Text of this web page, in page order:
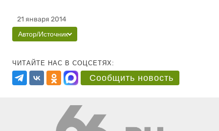
21 января 2014
Автор/Источник
ЧИТАЙТЕ НАС В СОЦСЕТЯХ:
Сообщить новость